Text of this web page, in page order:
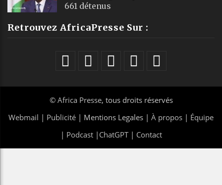
661 détenus
Retrouvez AfricaPresse Sur :
© Africa Presse, tous droits réservés
Webmail | Publicité | Mentions Legales | À propos | Équipe
| Podcast| ChatGPT| Contact